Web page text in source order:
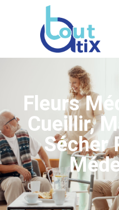
Fleurs
Cueillir,
Sécher